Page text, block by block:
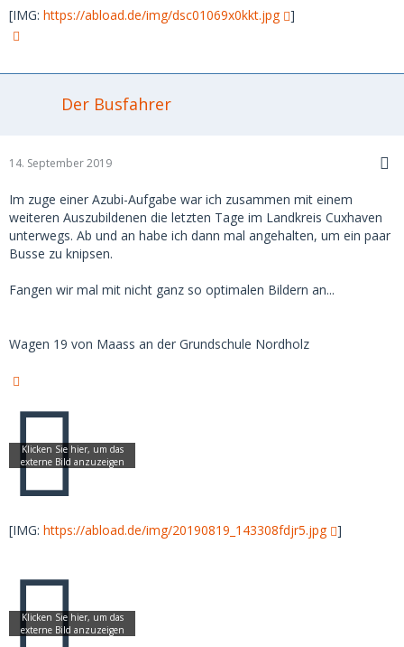
[IMG: https://abload.de/img/dsc01069x0kkt.jpg ]
Der Busfahrer
14. September 2019
Im zuge einer Azubi-Aufgabe war ich zusammen mit einem
weiteren Auszubildenen die letzten Tage im Landkreis Cuxhaven
unterwegs. Ab und an habe ich dann mal angehalten, um ein paar
Busse zu knipsen.
Fangen wir mal mit nicht ganz so optimalen Bildern an...
Wagen 19 von Maass an der Grundschule Nordholz
[IMG: https://abload.de/img/20190819_143308fdjr5.jpg ]